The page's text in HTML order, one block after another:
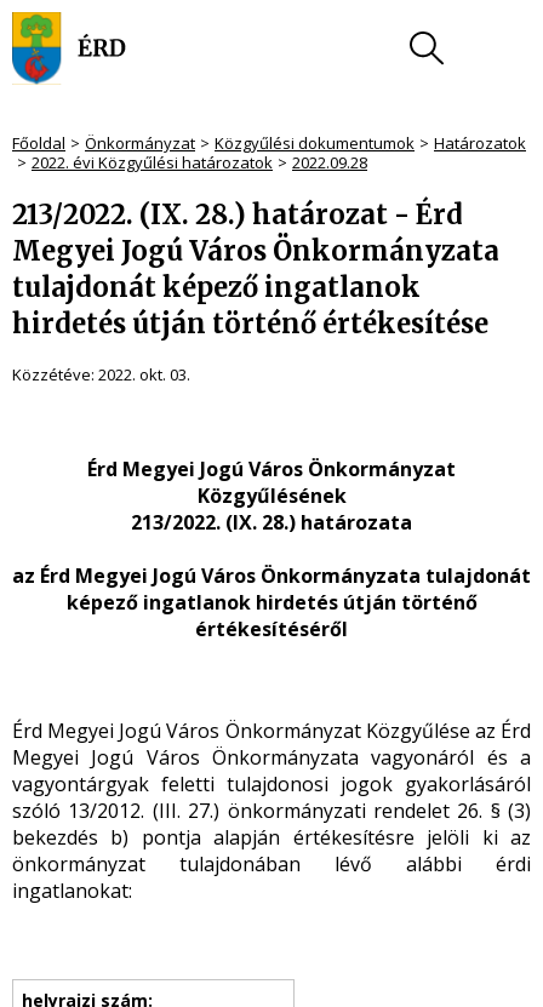
Főoldal Önkormányzat Közgyűlési dokumentumok
Határozatok
2022. évi Közgyűlési határozatok
2022.09.28
213/2022. (IX. 28.) határozat - Érd
Megyei Jogú Város Önkormányzata
tulajdonát képező ingatlanok
hirdetés útján történő értékesítése
Közzétéve: 2022. okt. 03.
Érd Megyei Jogú Város Önkormányzat
Közgyűlésének
213/2022. (IX. 28.) határozata
az Érd Megyei Jogú Város Önkormányzata tulajdonát
képező ingatlanok hirdetés útján történő
értékesítéséről
Érd Megyei Jogú Város Önkormányzat Közgyűlése az Érd
Megyei Jogú Város Önkormányzata vagyonáról és a
vagyontárgyak feletti tulajdonosi jogok gyakorlásáról
szóló 13/2012. (III. 27.) önkormányzati rendelet 26. § (3)
bekezdés b) pontja alapján értékesítésre jelöli ki az
önkormányzat tulajdonában lévő alábbi érdi
ingatlanokat: